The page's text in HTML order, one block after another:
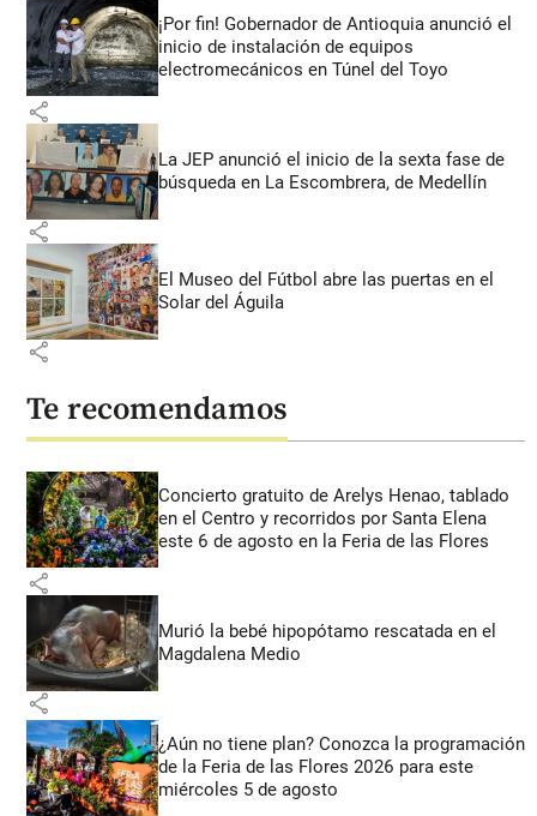
¡Por fin! Gobernador de Antioquia anunció el
inicio de instalación de equipos
electromecánicos en Túnel del Toyo
share
La JEP anunció el inicio de la sexta fase de
búsqueda en La Escombrera, de Medellín
share
El Museo del Fútbol abre las puertas en el
Solar del Águila
share
Te recomendamos
Concierto gratuito de Arelys Henao, tablado
en el Centro y recorridos por Santa Elena
este 6 de agosto en la Feria de las Flores
share
Murió la bebé hipopótamo rescatada en el
Magdalena Medio
share
¿Aún no tiene plan? Conozca la programación
de la Feria de las Flores 2026 para este
miércoles 5 de agosto